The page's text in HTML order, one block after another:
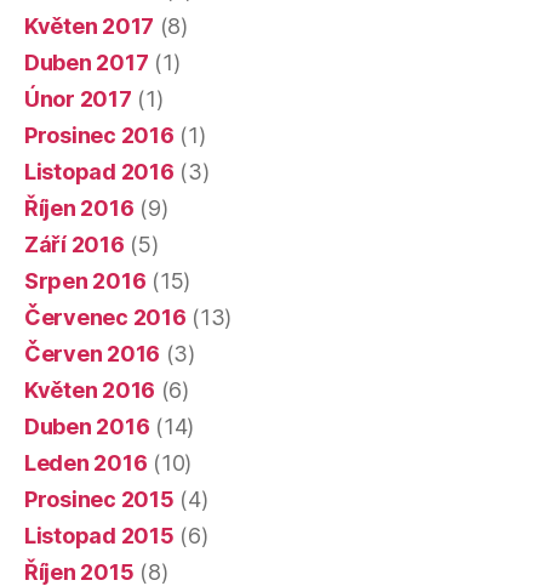
Květen 2017 (8)
Duben 2017 (1)
Únor 2017 (1)
Prosinec 2016 (1)
Listopad 2016 (3)
Říjen 2016 (9)
Září 2016 (5)
Srpen 2016 (15)
Červenec 2016 (13)
Červen 2016 (3)
Květen 2016 (6)
Duben 2016 (14)
Leden 2016 (10)
Prosinec 2015 (4)
Listopad 2015 (6)
Říjen 2015 (8)